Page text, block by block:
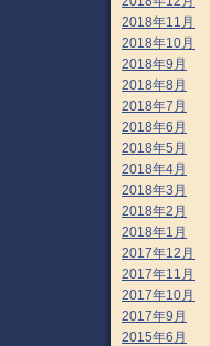
2018年11月
2018年10月
2018年9月
2018年8月
2018年7月
2018年6月
2018年5月
2018年4月
2018年3月
2018年2月
2018年1月
2017年12月
2017年11月
2017年10月
2017年9月
2015年6月